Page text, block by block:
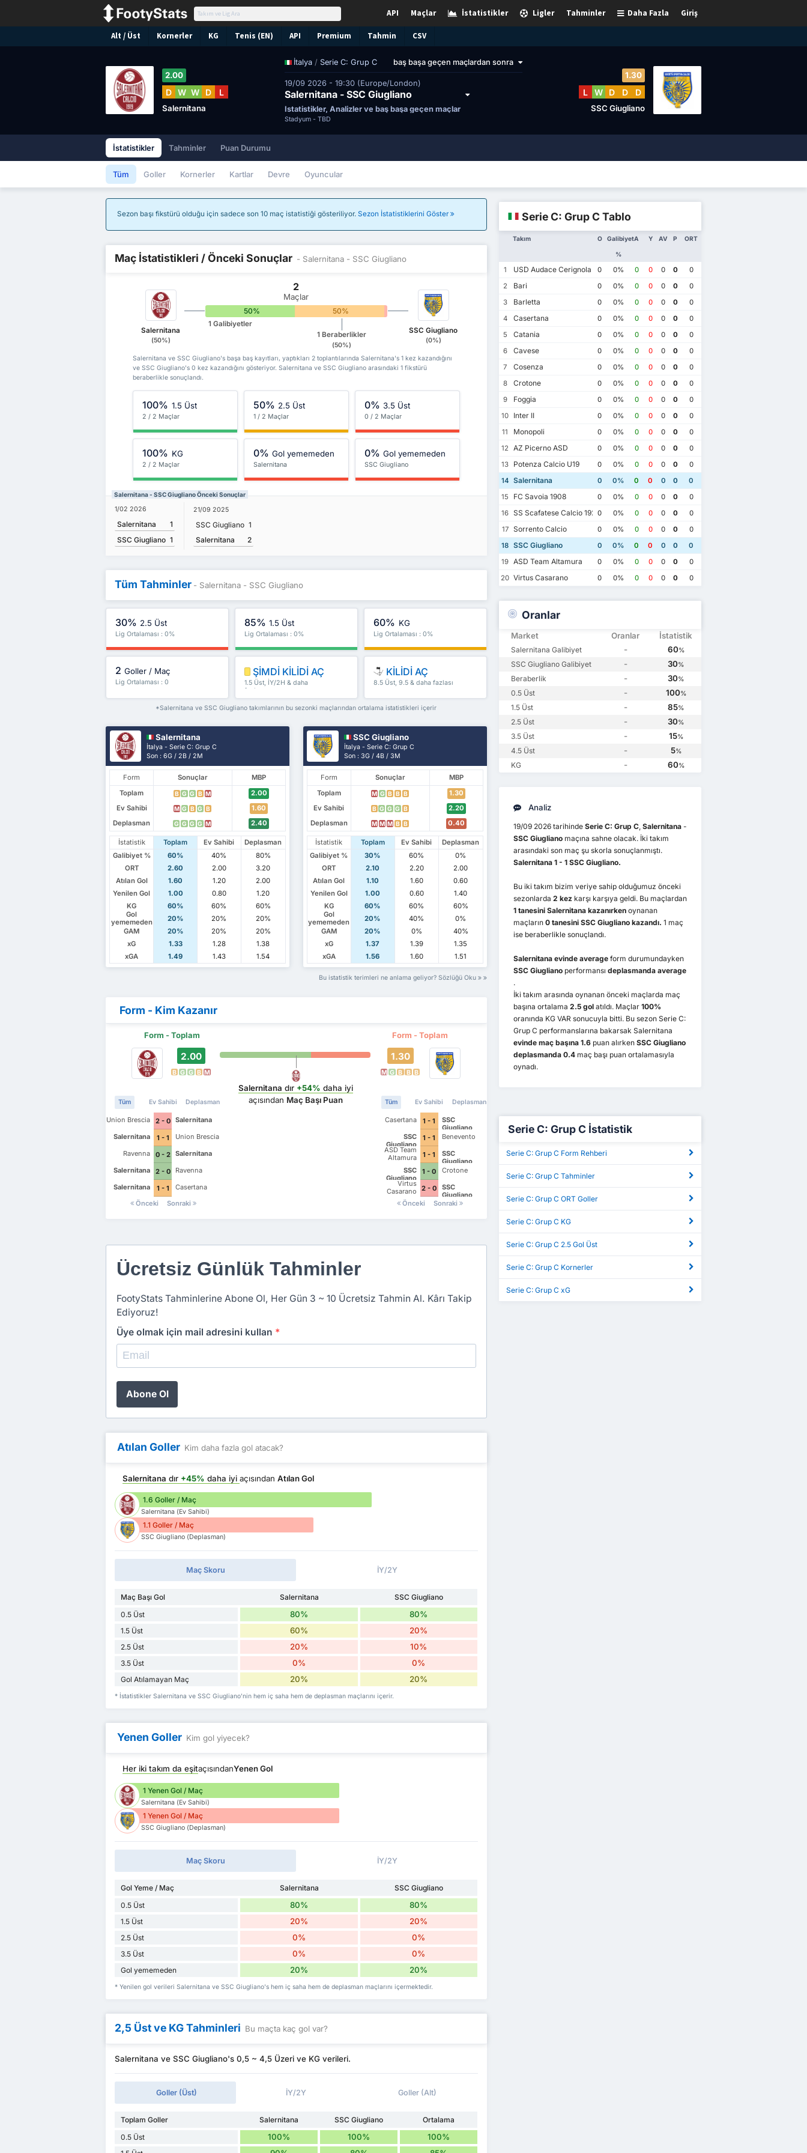
Giriş
Daha Fazla
Tahminler
Ligler
İstatistikler
Maçlar
API
Alt / Üst Kornerler KG Tenis (EN) API Premium Tahmin CSV
İtalya / Serie C: Grup C baş başa geçen maçlardan sonra
19/09 2026 - 19:30 (Europe/London)
Salernitana - SSC Giugliano
İstatistikler, Analizler ve baş başa geçen maçlar
Stadyum - TBD
2.00
D W W D L
Salernitana
1.30
L W D D D
SSC Giugliano
İstatistikler Tahminler Puan Durumu
Tüm Goller Kornerler Kartlar Devre Oyuncular
Sezon başı fikstürü olduğu için sadece son 10 maç istatistiği gösteriliyor. Sezon İstatistiklerini Göster
Maç İstatistikleri / Önceki Sonuçlar - Salernitana - SSC Giugliano
Salernitana
(50%)
2
Maçlar
50% 50% 0%
1 Galibiyetler
1 Beraberlikler
(50%)
SSC Giugliano
(0%)
Salernitana ve SSC Giugliano's başa baş kayıtları, yaptıkları 2 toplantılarında Salernitana's 1 kez kazandığını
ve SSC Giugliano's 0 kez kazandığını gösteriyor. Salernitana ve SSC Giugliano arasındaki 1 fikstürü
beraberlikle sonuçlandı.
100% 1.5 Üst
2 / 2 Maçlar
50% 2.5 Üst
1 / 2 Maçlar
0% 3.5 Üst
0 / 2 Maçlar
100% KG
2 / 2 Maçlar
0% Gol yememeden
Salernitana
0% Gol yememeden
SSC Giugliano
Salernitana - SSC Giugliano Önceki Sonuçlar
1/02 2026
Salernitana
1
SSC Giugliano 1
21/09 2025
SSC Giugliano 1
Salernitana
2
Tüm Tahminler - Salernitana - SSC Giugliano
30% 2.5 Üst
Lig Ortalaması : 0%
85% 1.5 Üst
Lig Ortalaması : 0%
60% KG
Lig Ortalaması : 0%
2 Goller / Maç
Lig Ortalaması : 0
ŞİMDİ KİLİDİ AÇ
1.5 Üst, İY/2H & daha
fazlası
KİLİDİ AÇ
8.5 Üst, 9.5 & daha fazlası
*Salernitana ve SSC Giugliano takımlarının bu sezonki maçlarından ortalama istatistikleri içerir
Salernitana
İtalya - Serie C: Grup C
Son : 6G / 2B / 2M
Form Sonuçlar
MBP
Toplam
B G G B M
2.00
Ev Sahibi
M G B G B
1.60
Deplasman
G G G G M 2.40
İstatistik Toplam Ev Sahibi
Deplasman
Galibiyet %
60% 40%
80%
ORT
2.60 2.00
3.20
Atılan Gol
1.60 1.20
2.00
Yenilen Gol
1.00 0.80
1.20
KG
60% 60%
60%
Gol
yememeden
20% 20%
20%
GAM
20% 20%
20%
xG
1.33 1.28
1.38
xGA
1.49 1.43 1.54
SSC Giugliano
İtalya - Serie C: Grup C
Son : 3G / 4B / 3M
Form Sonuçlar
MBP
Toplam
M G B B B
1.30
Ev Sahibi
B G G G B
2.20
Deplasman
M M M B B 0.40
İstatistik Toplam Ev Sahibi
Deplasman
Galibiyet %
30% 60%
0%
ORT
2.10 2.20
2.00
Atılan Gol
1.10 1.60
0.60
Yenilen Gol
1.00 0.60
1.40
KG
60% 60%
60%
Gol
yememeden
20% 40%
0%
GAM
20% 0%
40%
xG
1.37 1.39
1.35
xGA
1.56 1.60 1.51
Bu istatistik terimleri ne anlama geliyor? Sözlüğü Oku
Form - Kim Kazanır
Form - Toplam Form - Toplam
2.00
B G G B M
Tüm Ev Sahibi Deplasman
Union Brescia 2 - 0
Salernitana
Salernitana
1 - 1
Union Brescia
Ravenna
0 - 2
Salernitana
Salernitana
2 - 0
Ravenna
Salernitana
1 - 1
Casertana
Önceki
Sonraki
Salernitana dır +54% daha iyi
açısından Maç Başı Puan
1.30
M G B B B
Tüm Ev Sahibi Deplasman
Casertana 1 - 1
SSC
Giugliano
SSC
Giugliano
1 - 1
Benevento
ASD Team
Altamura
1 - 1
SSC
Giugliano
SSC
Giugliano
1 - 0
Crotone
Virtus
Casarano
2 - 0
SSC
Giugliano
Önceki
Sonraki
Ücretsiz Günlük Tahminler
FootyStats Tahminlerine Abone Ol, Her Gün 3 ~ 10 Ücretsiz Tahmin Al. Kârı Takip
Ediyoruz!
Üye olmak için mail adresini kullan *
Abone Ol
Atılan Goller Kim daha fazla gol atacak?
Salernitana dır +45% daha iyiaçısındanAtılan Gol
1.6 Goller / Maç
Salernitana (Ev Sahibi)
1.1 Goller / Maç
SSC Giugliano (Deplasman)
Maç Skoru İY/2Y
Maç Başı Gol Salernitana
SSC Giugliano
0.5 Üst
80% 80%
1.5 Üst 60% 20%
2.5 Üst 20% 10%
3.5 Üst 0% 0%
Gol Atılamayan Maç 20% 20%
* İstatistikler Salernitana ve SSC Giugliano'nin hem iç saha hem de deplasman maçlarını içerir.
Yenen Goller Kim gol yiyecek?
Her iki takım da eşitaçısındanYenen Gol
1 Yenen Gol / Maç
Salernitana (Ev Sahibi)
1 Yenen Gol / Maç
SSC Giugliano (Deplasman)
Maç Skoru İY/2Y
Gol Yeme / Maç Salernitana
SSC Giugliano
0.5 Üst
80% 80%
1.5 Üst 20% 20%
2.5 Üst 0% 0%
3.5 Üst 0% 0%
Gol yememeden 20% 20%
* Yenilen gol verileri Salernitana ve SSC Giugliano's hem iç saha hem de deplasman maçlarını içermektedir.
2,5 Üst ve KG Tahminleri Bu maçta kaç gol var?
Salernitana ve SSC Giugliano's 0,5 ~ 4,5 Üzeri ve KG verileri.
Goller (Üst) İY/2Y Goller (Alt)
Toplam Goller Salernitana SSC Giugliano
Ortalama
0.5 Üst
100% 100% 100%
Serie C: Grup C Tablo
Takım O Galibiyet
%
A Y AV P ORT
1 USD Audace Cerignola 0 0% 0 0 0 0
0
2
Bari 0 0% 0 0 0 0
0
3
Barletta 0 0% 0 0 0 0
0
4
Casertana 0 0% 0 0 0 0
0
5
Catania 0 0% 0 0 0 0
0
6
Cavese 0 0% 0 0 0 0
0
7
Cosenza 0 0% 0 0 0 0
0
8
Crotone 0 0% 0 0 0 0
0
9
Foggia 0 0% 0 0 0 0
0
10
Inter II 0 0% 0 0 0 0
0
11
Monopoli 0 0% 0 0 0 0
0
12
AZ Picerno ASD 0 0% 0 0 0 0
0
13
Potenza Calcio U19 0 0% 0 0 0 0
0
14 Salernitana 0 0% 0 0 0 0
0
15
FC Savoia 1908 0 0% 0 0 0 0
0
16 SS Scafatese Calcio 19220 0% 0 0 0 0
0
17 Sorrento Calcio 0 0% 0 0 0 0
0
18 SSC Giugliano 0 0% 0 0 0 0
0
19 ASD Team Altamura 0 0% 0 0 0 0
0
20 Virtus Casarano 0 0% 0 0 0 0 0
Oranlar
Market Oranlar İstatistik
Salernitana Galibiyet - 60%
SSC Giugliano Galibiyet - 30%
Beraberlik - 30%
0.5 Üst - 100%
1.5 Üst - 85%
2.5 Üst - 30%
3.5 Üst - 15%
4.5 Üst - 5%
KG - 60%
Analiz
19/09 2026 tarihinde Serie C: Grup C, Salernitana-
SSC Giuglianomaçına sahne olacak. İki takım
arasındaki son maç şu skorla sonuçlanmıştı.
Salernitana 1 - 1 SSC Giugliano.
Bu iki takım bizim veriye sahip olduğumuz önceki
sezonlarda 2 kezkarşı karşıya geldi. Bu maçlardan
1 tanesini Salernitana kazanırkenoynanan
maçların 0 tanesini SSC Giugliano kazandı. 1 maç
ise beraberlikle sonuçlandı.
Salernitana evinde average form durumundayken
SSC Giuglianoperformansı deplasmanda average
.
İki takım arasında oynanan önceki maçlarda maç
başına ortalama 2.5 golatıldı. Maçlar 100%
oranında KG VAR sonucuyla bitti. Bu sezon Serie C:
Grup C performanslarına bakarsak Salernitana
evinde maç başına 1.6 puan alırken SSC Giugliano
deplasmanda 0.4 maç başı puan ortalamasıyla
oynadı.
Serie C: Grup C İstatistik
Serie C: Grup C Form Rehberi
Serie C: Grup C Tahminler
Serie C: Grup C ORT Goller
Serie C: Grup C KG
Serie C: Grup C 2.5 Gol Üst
Serie C: Grup C Kornerler
Serie C: Grup C xG